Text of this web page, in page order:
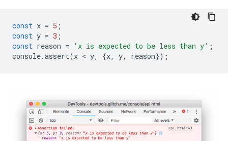
const x = 5 ;
const y = 3 ;
const reason = 'x is expected to be less than y' ;
console.assert(x < y, {x, y, reason});